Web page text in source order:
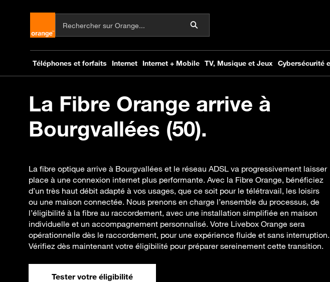
La Fibre Orange arrive à
Bourgvallées (50).
La fibre optique arrive à Bourgvallées et le réseau ADSL va progressivement laisser
place à une connexion internet plus performante. Avec la Fibre Orange, bénéficiez
d’un très haut débit adapté à vos usages, que ce soit pour le télétravail, les loisirs
ou une maison connectée. Nous prenons en charge l’ensemble du processus, de
l’éligibilité à la fibre au raccordement, avec une installation simplifiée en maison
individuelle et un accompagnement personnalisé. Votre Livebox Orange sera
opérationnelle dès le raccordement, pour une expérience fluide et sans interruption.
Vérifiez dès maintenant votre éligibilité pour préparer sereinement cette transition.
Tester votre éligibilité